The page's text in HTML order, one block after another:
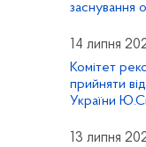
заснування
14 липня
Комітет
прийняти
України
13 липня